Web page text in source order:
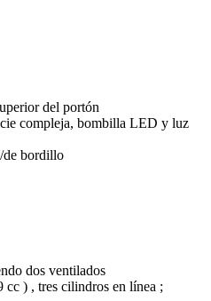
del portón
compleja, bombilla LED y luz
de bordillo
dos ventilados
) , tres cilindros en línea ;